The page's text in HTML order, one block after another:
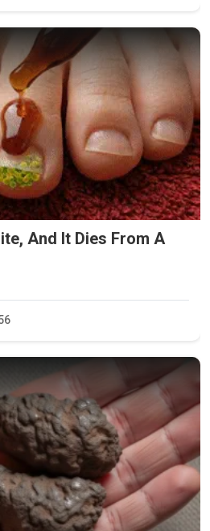
And It Dies From A